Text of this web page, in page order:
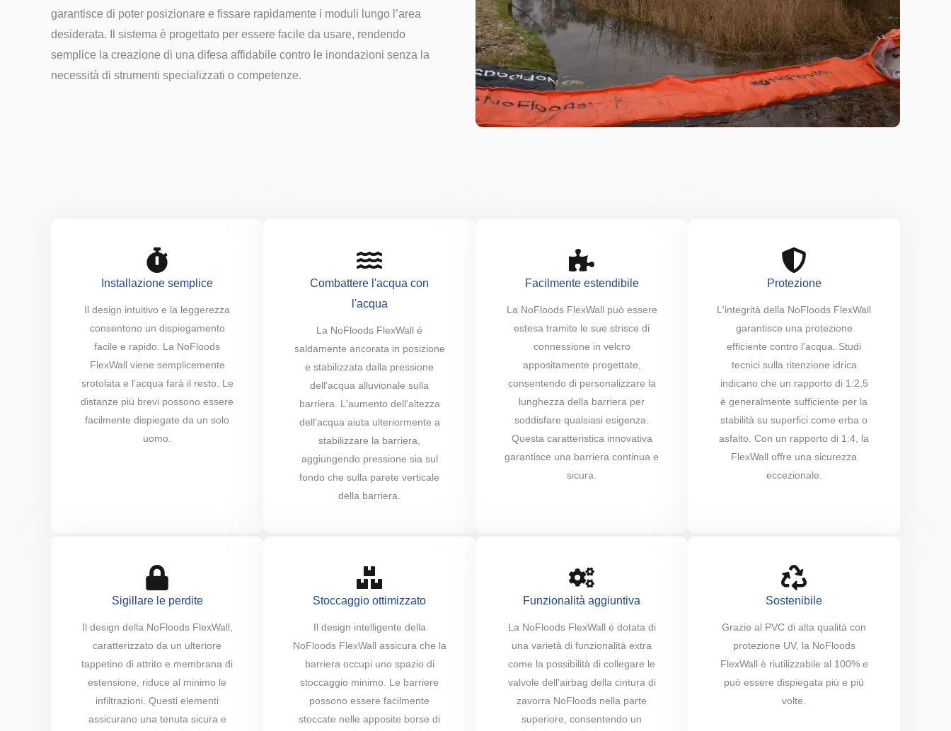
garantisce di poter posizionare e fissare rapidamente i moduli lungo l’area
desiderata. Il sistema è progettato per essere facile da usare, rendendo
semplice la creazione di una difesa affidabile contro le inondazioni senza la
necessità di strumenti specializzati o competenze.
Installazione semplice
Il design intuitivo e la leggerezza
consentono un dispiegamento
facile e rapido. La NoFloods
FlexWall viene semplicemente
srotolata e l'acqua farà il resto. Le
distanze più brevi possono essere
facilmente dispiegate da un solo
uomo.
Combattere l'acqua con
l'acqua
La NoFloods FlexWall è
saldamente ancorata in posizione
e stabilizzata dalla pressione
dell'acqua alluvionale sulla
barriera. L'aumento dell'altezza
dell'acqua aiuta ulteriormente a
stabilizzare la barriera,
aggiungendo pressione sia sul
fondo che sulla parete verticale
della barriera.
Facilmente estendibile
La NoFloods FlexWall può essere
estesa tramite le sue strisce di
connessione in velcro
appositamente progettate,
consentendo di personalizzare la
lunghezza della barriera per
soddisfare qualsiasi esigenza.
Questa caratteristica innovativa
garantisce una barriera continua e
sicura.
Protezione
L'integrità della NoFloods FlexWall
garantisce una protezione
efficiente contro l'acqua. Studi
tecnici sulla ritenzione idrica
indicano che un rapporto di 1:2,5
è generalmente sufficiente per la
stabilità su superfici come erba o
asfalto. Con un rapporto di 1:4, la
FlexWall offre una sicurezza
eccezionale.
Sigillare le perdite
Il design della NoFloods FlexWall,
caratterizzato da un ulteriore
tappetino di attrito e membrana di
estensione, riduce al minimo le
infiltrazioni. Questi elementi
assicurano una tenuta sicura e
Stoccaggio ottimizzato
Il design intelligente della
NoFloods FlexWall assicura che la
barriera occupi uno spazio di
stoccaggio minimo. Le barriere
possono essere facilmente
stoccate nelle apposite borse di
Funzionalità aggiuntiva
La NoFloods FlexWall è dotata di
una varietà di funzionalità extra
come la possibilità di collegare le
valvole dell'airbag della cintura di
zavorra NoFloods nella parte
superiore, consentendo un
Sostenibile
Grazie al PVC di alta qualità con
protezione UV, la NoFloods
FlexWall è riutilizzabile al 100% e
può essere dispiegata più e più
volte.